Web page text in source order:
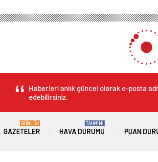
Altınöz’den AKP’ye geçen isimlere ‘çoban’ hatırlatması
AKP’ye geçen